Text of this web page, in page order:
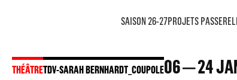
SAISON 26-27PROJETS
THÉÂTRETDV-SARAH BERNHARDT_COUPOLE06 24